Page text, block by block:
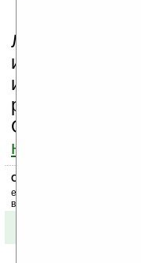
Ладошки
изучайте
разделы
Оцените эту
ниже на
Скоро
ежедневный или
ваш почтовый ящик.